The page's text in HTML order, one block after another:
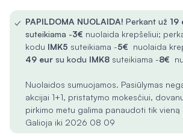
✓ PAPILDOMA NUOLAIDA! Perkant už 19
suteikiama -3€ nuolaida krepšeliui;
kodu IMK5 suteikiama -5€ nuolaida
49 eur su kodu IMK8 suteikiama -8€
Nuolaidos sumuojamos. Pasiūlymas
akcijai 1+1, pristatymo mokesčiui,
pirkimo metu galima panaudoti tik
Galioja iki 2026 08 09